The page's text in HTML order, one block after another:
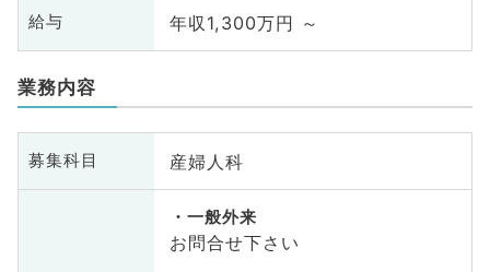
給与 年収1,300万円 ～
業務内容
募集科目 産婦人科
一般外来
お問合せ下さい